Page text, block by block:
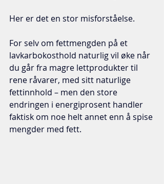
Her er det en stor misforståelse.
For selv om fettmengden på et
lavkarbokosthold naturlig vil øke når
du går fra magre lettprodukter til
rene råvarer, med sitt naturlige
fettinnhold – men den store
endringen i energiprosent handler
faktisk om noe helt annet enn å spise
mengder med fett.